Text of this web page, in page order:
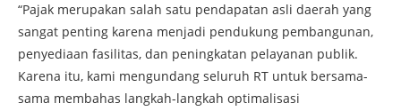
“Pajak merupakan salah satu pendapatan asli daerah yang
sangat penting karena menjadi pendukung pembangunan,
penyediaan fasilitas, dan peningkatan pelayanan publik.
Karena itu, kami mengundang seluruh RT untuk bersama-
sama membahas langkah-langkah optimalisasi